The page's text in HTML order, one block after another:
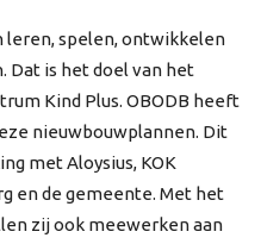
leren, spelen, ontwikkelen
Dat is het doel van het
Kind Plus. OBODB heeft
nieuwbouwplannen. Dit
met Aloysius, KOK
en de gemeente. Met het
zij ook meewerken aan